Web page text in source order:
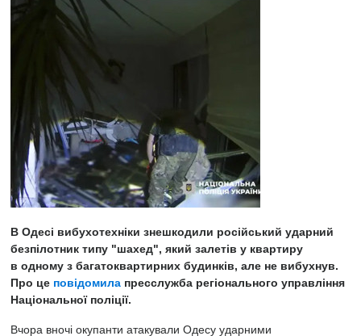
В Одесі вибухотехніки знешкодили російський ударний
безпілотник типу "шахед", який залетів у квартиру
в одному з багатоквартирних будинків, але не вибухнув.
Про це повідомила пресслужба регіонального управління
Національної поліції.
Вчора вночі окупанти атакували Одесу ударними